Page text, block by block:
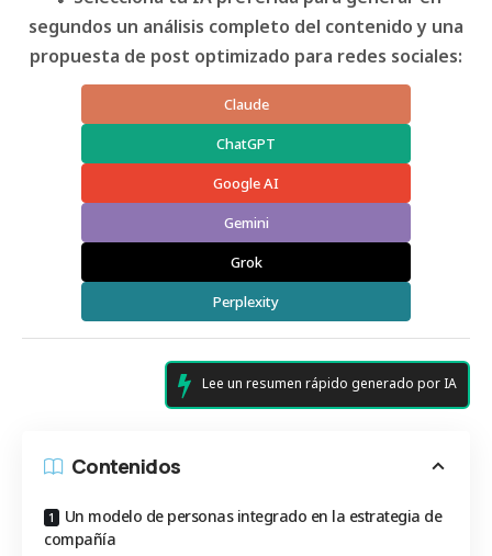
segundos un análisis completo del contenido y una
propuesta de post optimizado para redes sociales:
Claude
ChatGPT
Google AI
Gemini
Grok
Perplexity
Lee un resumen rápido generado por IA
Contenidos
Un modelo de personas integrado en la estrategia de
compañía